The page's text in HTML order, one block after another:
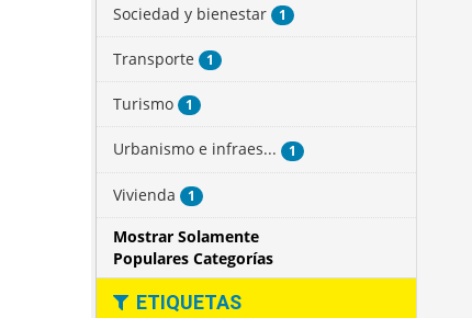
Sociedad y bienestar 1
Transporte 1
Turismo 1
Urbanismo e infraes... 1
Vivienda 1
Mostrar Solamente
Populares Categorías
ETIQUETAS